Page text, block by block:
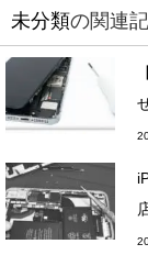
未分類の関連